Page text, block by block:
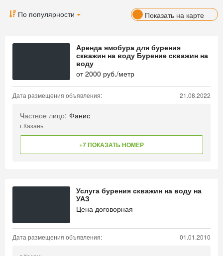
По популярности Показать на карте
Аренда ямобура для бурения
скважин на воду Бурение скважин на
воду
от2000 руб./метр
Дата размещения объявления: 21.08.2022
Частное лицо: Фанис
г.Казань
+7 ПОКАЗАТЬ НОМЕР
Услуга бурения скважин на воду на
УАЗ
Цена договорная
Дата размещения объявления: 01.01.2010